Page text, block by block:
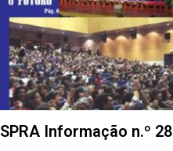
SPRA Informação n.º 28